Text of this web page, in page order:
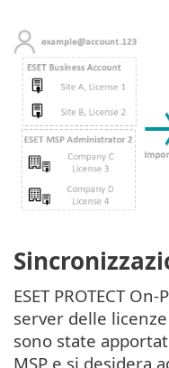
ESET PROTECT
server delle
sono state
MSP e si desidera